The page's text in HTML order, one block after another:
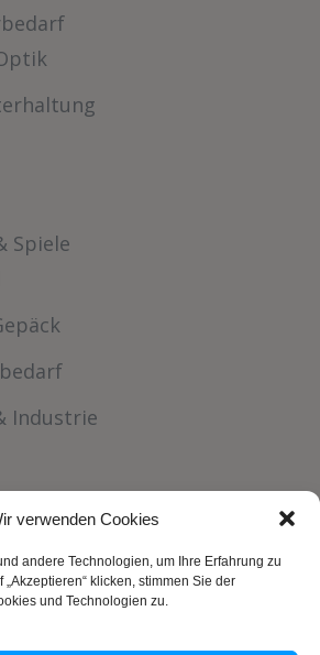
verwenden Cookies
andere Technologien, um Ihre Erfahrung zu
klicken, stimmen Sie der
und Technologien zu.
Spiele
Industrie